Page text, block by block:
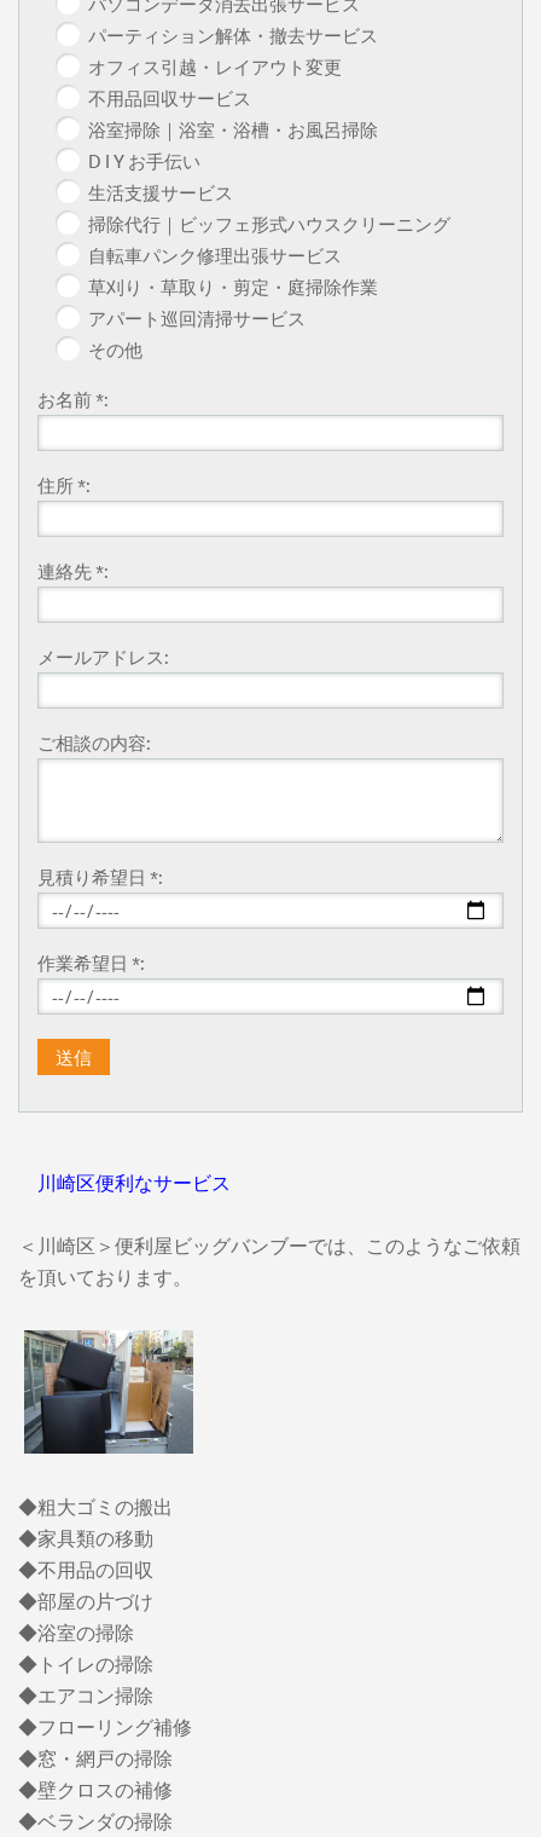
パーティション解体・撤去サービス
オフィス引越・レイアウト変更
不用品回収サービス
浴室掃除｜浴室・浴槽・お風呂掃除
D I Y お手伝い
生活支援サービス
掃除代行｜ビッフェ形式ハウスクリーニング
自転車パンク修理出張サービス
草刈り・草取り・剪定・庭掃除作業
アパート巡回清掃サービス
その他
お名前 *:
住所 *:
連絡先 *:
メールアドレス:
ご相談の内容:
見積り希望日 *:
作業希望日 *:
川崎区便利なサービス
＜川崎区＞便利屋ビッグバンブーでは、このようなご依頼
を頂いております。
◆粗大ゴミの搬出
◆家具類の移動
◆不用品の回収
◆部屋の片づけ
◆浴室の掃除
◆トイレの掃除
◆エアコン掃除
◆フローリング補修
◆窓・網戸の掃除
◆壁クロスの補修
◆ベランダの掃除